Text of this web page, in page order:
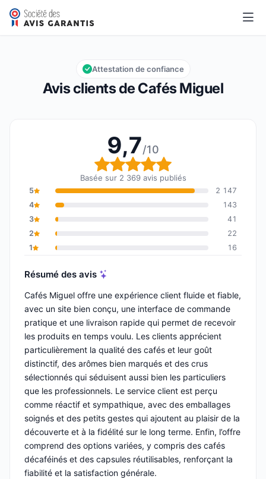
Cafés Miguel
Note globale : 9,7 sur 10
9,7/10
Avis clients de Cafés Miguel
Attestation de confiance
9,7/10
Note globale : 9,7 sur
Basée sur 2 369 avis publiés
5
2 147
4
143
3
41
2
22
1
16
Résumé des avis
Cafés Miguel offre une expérience client fluide et fiable,
avec un site bien conçu, une interface de commande
pratique et une livraison rapide qui permet de recevoir
les produits en temps voulu. Les clients apprécient
particulièrement la qualité des cafés et leur goût
distinctif, des arômes bien marqués et des crus
sélectionnés qui séduisent aussi bien les particuliers
que les professionnels. Le service client est perçu
comme réactif et sympathique, avec des emballages
soignés et des petits gestes qui ajoutent au plaisir de la
découverte et à la fidélité sur le long terme. Enfin, l’offre
comprend des options variées, y compris des cafés
décaféinés et des capsules réutilisables, renforçant la
fiabilité et la satisfaction générale.